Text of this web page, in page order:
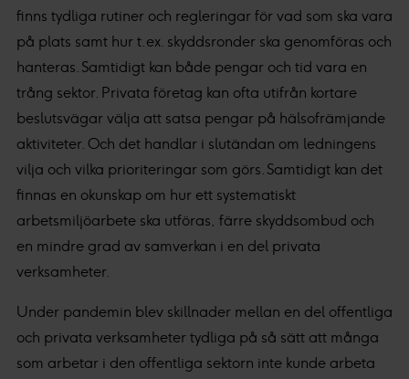
finns tydliga rutiner och regleringar för vad som ska vara
på plats samt hur t.ex. skyddsronder ska genomföras och
hanteras. Samtidigt kan både pengar och tid vara en
trång sektor. Privata företag kan ofta utifrån kortare
beslutsvägar välja att satsa pengar på hälsofrämjande
aktiviteter. Och det handlar i slutändan om ledningens
vilja och vilka prioriteringar som görs. Samtidigt kan det
finnas en okunskap om hur ett systematiskt
arbetsmiljöarbete ska utföras, färre skyddsombud och
en mindre grad av samverkan i en del privata
verksamheter.
Under pandemin blev skillnader mellan en del offentliga
och privata verksamheter tydliga på så sätt att många
som arbetar i den offentliga sektorn inte kunde arbeta